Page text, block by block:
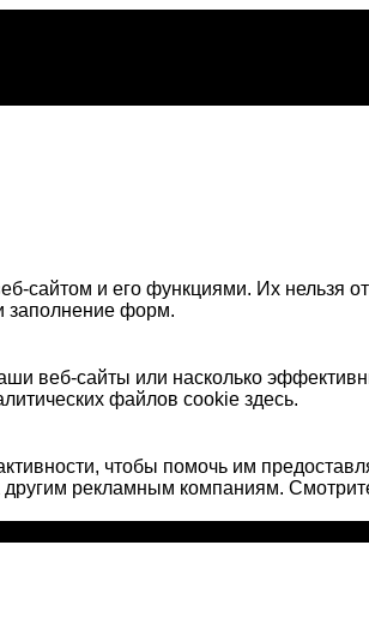
сайтом и его функциями. Их нельзя
заполнение форм.
веб-сайты или насколько
файлов cookie здесь.
чтобы помочь им
рекламным компаниям.